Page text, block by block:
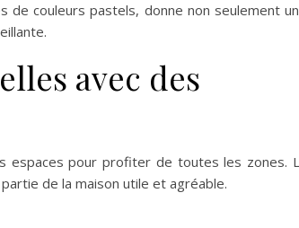
de couleurs pastels, donne non seulement
avec des
espaces pour profiter de toutes les zones.
de la maison utile et agréable.